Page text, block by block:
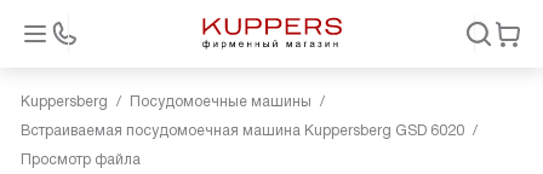
Kuppersberg
Посудомоечные машины
Встраиваемая посудомоечная машина Kuppersberg GSD 6020
Просмотр файла